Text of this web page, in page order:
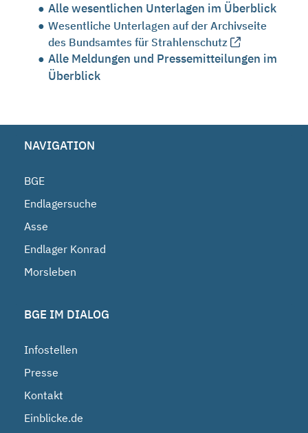
Alle wesentlichen Unterlagen im Überblick
Wesentliche Unterlagen auf der Archivseite
des Bundsamtes für Strahlenschutz
Alle Meldungen und Pressemitteilungen im
Überblick
NAVIGATION
BGE
Endlagersuche
Asse
Endlager Konrad
Morsleben
BGE IM DIALOG
Infostellen
Presse
Kontakt
Einblicke.de